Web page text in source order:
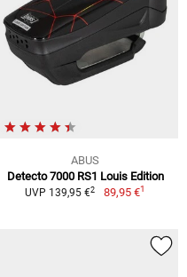
ABUS
Detecto 7000 RS1 Louis Edition
UVP 139,95 €2 89,95 €1